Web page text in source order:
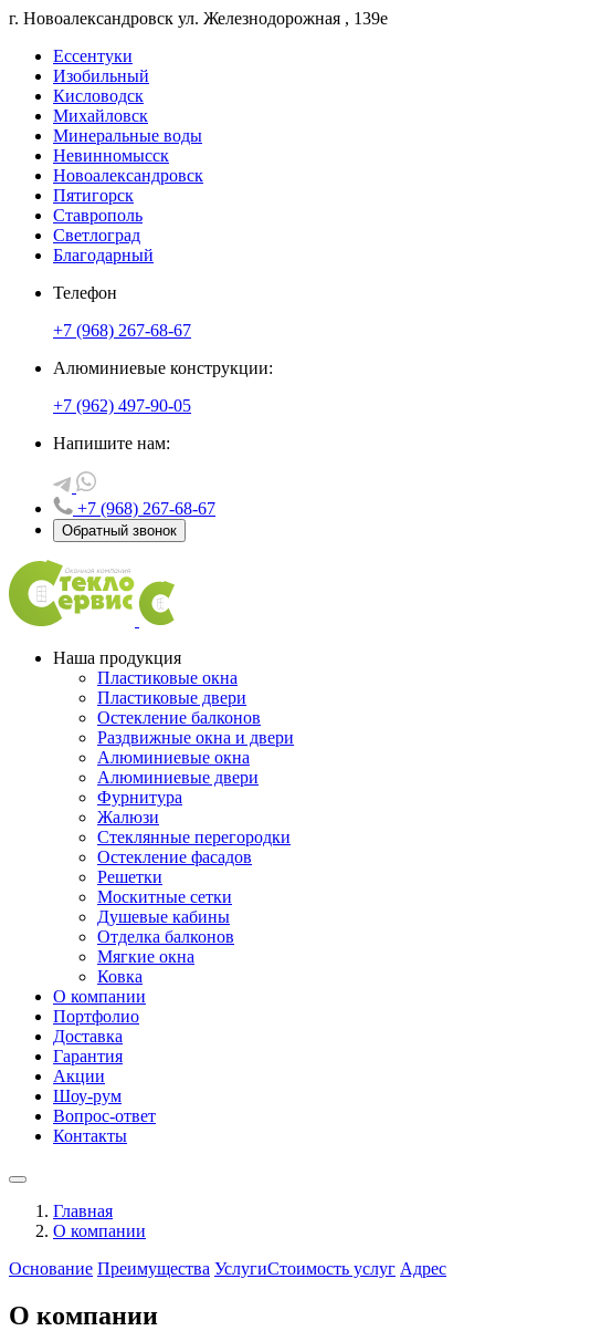
г. Новоалександровск ул. Железнодорожная , 139е
Ессентуки
Изобильный
Кисловодск
Михайловск
Минеральные воды
Невинномысск
Новоалександровск
Пятигорск
Ставрополь
Светлоград
Благодарный
Телефон
+7 (968) 267-68-67
Алюминиевые конструкции:
+7 (962) 497-90-05
Напишите нам:
+7 (968) 267-68-67
Обратный звонок
Наша продукция
Пластиковые окна
Пластиковые двери
Остекление балконов
Раздвижные окна и двери
Алюминиевые окна
Алюминиевые двери
Фурнитура
Жалюзи
Стеклянные перегородки
Остекление фасадов
Решетки
Москитные сетки
Душевые кабины
Отделка балконов
Мягкие окна
Ковка
О компании
Портфолио
Доставка
Гарантия
Акции
Шоу-рум
Вопрос-ответ
Контакты
Главная
О компании
Основание Преимущества УслугиСтоимость услуг Адрес
О компании